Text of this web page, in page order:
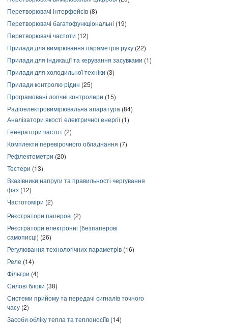
Перетворювачі інтерфейсів (8)
Перетворювачі багатофункціональні (19)
Перетворювачі частоти (12)
Прилади для вимірювання параметрів руху (22)
Прилади для індикації та керування засувками (1)
Прилади для холодильної техніки (3)
Прилади контролю рідин (25)
Програмовані логічні контролери (15)
Радіоелектровимірювальна апаратура (84)
Аналізатори якості електричної енергії(1)
Генератори частот (2)
Комплекти перевірочного обладнання (7)
Рефлектометри (20)
Тестери (13)
Вказівники напруги та правильності чергування
фаз (12)
Частотоміри (2)
Реєстратори паперові (2)
Реєстратори електронні (безпаперові
самописці) (26)
Регулювання технологічних параметрів (16)
Реле (14)
Фільтри (4)
Силові блоки (38)
Системи прийому та передачі сигналів точного
часу (2)
Засоби обліку тепла та теплоносіїв (14)